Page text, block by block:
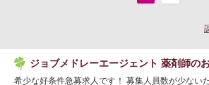
ジョブメドレーエージェント 薬剤師の
希少な好条件急募求人です！ 募集人員数が少ない